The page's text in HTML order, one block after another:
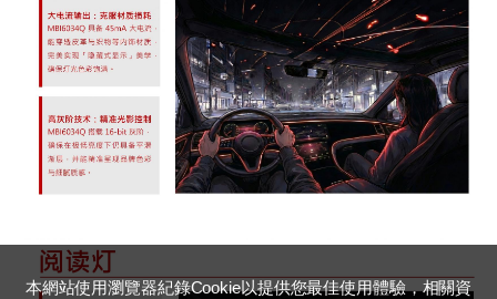
本網站使用瀏覽器紀錄Cookie以提供您最佳使用體驗，相關資